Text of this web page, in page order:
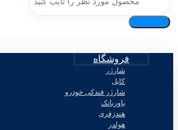
فروشگاه
شارژر
کابل
شارژر فندکی خودرو
پاوربانک
هندزفری
هولدر